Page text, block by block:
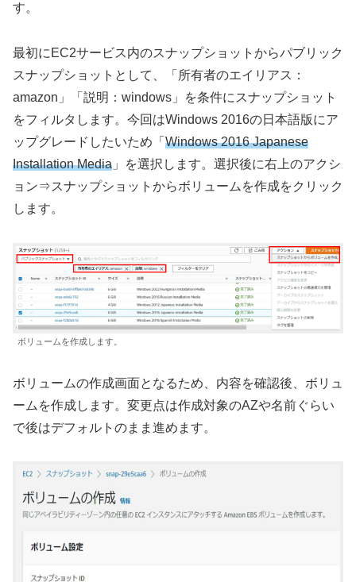
す。
最初にEC2サービス内のスナップショットからパブリック
スナップショットとして、「所有者のエイリアス：
amazon」「説明：windows」を条件にスナップショット
をフィルタします。今回はWindows 2016の日本語版にア
ップグレードしたいため「 Windows 2016 Japanese
Installation Media 」を選択します。選択後に右上のアクシ
ョン⇒スナップショットからボリュームを作成をクリック
します。
ボリュームを作成します。
ボリュームの作成画面となるため、内容を確認後、ボリュ
ームを作成します。変更点は作成対象のAZや名前ぐらい
で後はデフォルトのまま進めます。